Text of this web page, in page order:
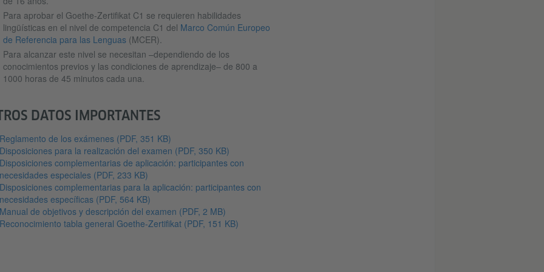
Para aprobar el Goethe-Zertifikat C1 se requieren habilidades
lingüísticas en el nivel de competencia C1 del Marco Común Europeo
de Referencia para las Lenguas (MCER).
Para alcanzar este nivel se necesitan –dependiendo de los
conocimientos previos y las condiciones de aprendizaje– de 800 a
1000 horas de 45 minutos cada una.
DATOS IMPORTANTES
de los exámenes (PDF, 351 KB)
para la realización del examen (PDF, 350 KB)
complementarias de aplicación: participantes con
especiales (PDF, 233 KB)
complementarias para la aplicación: participantes con
específicas (PDF, 564 KB)
de objetivos y descripción del examen (PDF, 2 MB)
tabla general Goethe-Zertifikat (PDF, 151 KB)